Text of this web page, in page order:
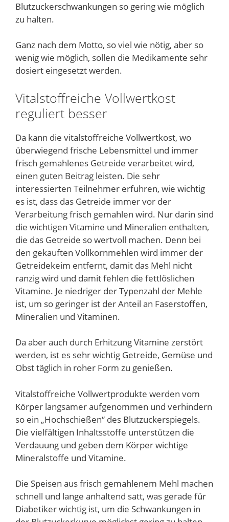
Blutzuckerschwankungen so gering wie möglich
zu halten.
Ganz nach dem Motto, so viel wie nötig, aber so
wenig wie möglich, sollen die Medikamente sehr
dosiert eingesetzt werden.
Vitalstoffreiche Vollwertkost
reguliert besser
Da kann die vitalstoffreiche Vollwertkost, wo
überwiegend frische Lebensmittel und immer
frisch gemahlenes Getreide verarbeitet wird,
einen guten Beitrag leisten. Die sehr
interessierten Teilnehmer erfuhren, wie wichtig
es ist, dass das Getreide immer vor der
Verarbeitung frisch gemahlen wird. Nur darin sind
die wichtigen Vitamine und Mineralien enthalten,
die das Getreide so wertvoll machen. Denn bei
den gekauften Vollkornmehlen wird immer der
Getreidekeim entfernt, damit das Mehl nicht
ranzig wird und damit fehlen die fettlöslichen
Vitamine. Je niedriger der Typenzahl der Mehle
ist, um so geringer ist der Anteil an Faserstoffen,
Mineralien und Vitaminen.
Da aber auch durch Erhitzung Vitamine zerstört
werden, ist es sehr wichtig Getreide, Gemüse und
Obst täglich in roher Form zu genießen.
Vitalstoffreiche Vollwertprodukte werden vom
Körper langsamer aufgenommen und verhindern
so ein „Hochschießen“ des Blutzuckerspiegels.
Die vielfältigen Inhaltsstoffe unterstützen die
Verdauung und geben dem Körper wichtige
Mineralstoffe und Vitamine.
Die Speisen aus frisch gemahlenem Mehl machen
schnell und lange anhaltend satt, was gerade für
Diabetiker wichtig ist, um die Schwankungen in